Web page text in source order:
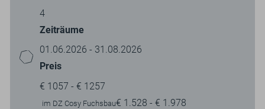
4
Zeiträume
01.06.2026 - 31.08.2026
Preis
€ 1057 - € 1257
im DZ Cosy Fuchsbau€ 1.528 - € 1.978